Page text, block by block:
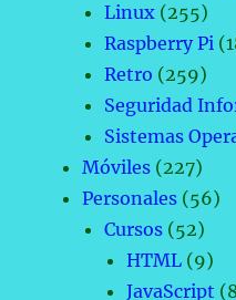
Linux (255)
Raspberry Pi
Retro (259)
Seguridad
Sistemas
Móviles (227)
Personales (56)
Cursos (52)
HTML (9)
JavaScript